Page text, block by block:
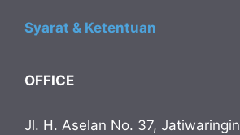
Syarat & Ketentuan
OFFICE
Jl. H. Aselan No. 37, Jatiwaringin